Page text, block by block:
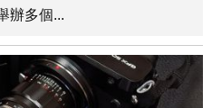
辦多個...